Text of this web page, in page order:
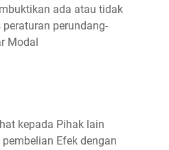
ada atau tidak
perundang-
Modal
kepada Pihak lain
Efek dengan